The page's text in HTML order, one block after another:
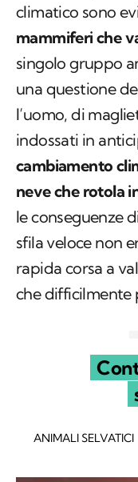
climatico sono
mammiferi che
singolo gruppo
una questione
l’uomo, di
indossati in
cambiamento
neve che rotola
le conseguenze
sfila veloce non
rapida corsa a
che difficilmente
ANIMALI SELVATICI